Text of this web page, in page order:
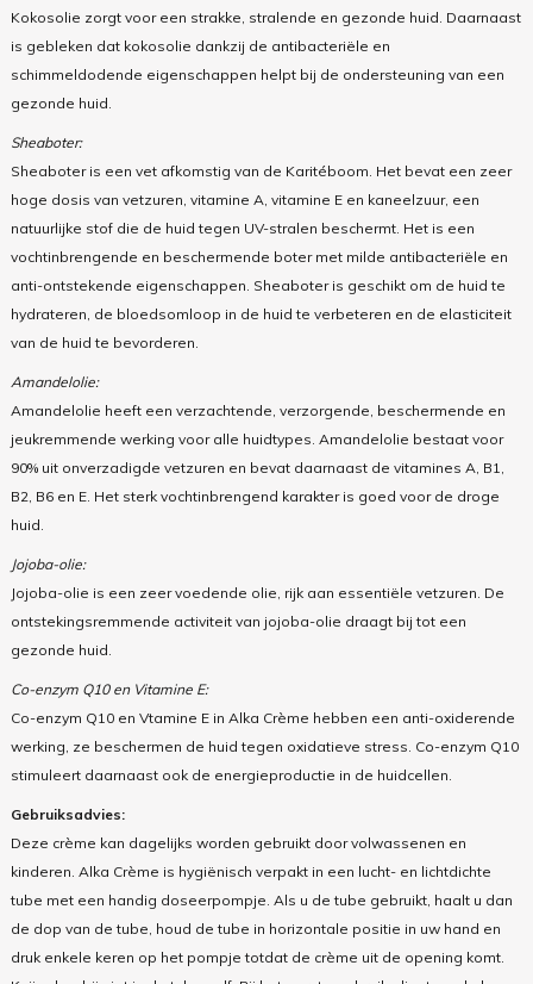
Kokosolie zorgt voor een strakke, stralende en gezonde huid. Daarnaast
is gebleken dat kokosolie dankzij de antibacteriële en
schimmeldodende eigenschappen helpt bij de ondersteuning van een
gezonde huid.
Sheaboter:
Sheaboter is een vet afkomstig van de Karitéboom. Het bevat een zeer
hoge dosis van vetzuren, vitamine A, vitamine E en kaneelzuur, een
natuurlijke stof die de huid tegen UV-stralen beschermt. Het is een
vochtinbrengende en beschermende boter met milde antibacteriële en
anti-ontstekende eigenschappen. Sheaboter is geschikt om de huid te
hydrateren, de bloedsomloop in de huid te verbeteren en de elasticiteit
van de huid te bevorderen.
Amandelolie:
Amandelolie heeft een verzachtende, verzorgen­de, beschermende en
jeukremmende werking voor alle huidtypes. Amandelolie bestaat voor
90% uit onverzadigde vetzuren en bevat daarnaast de vitamines A, B1,
B2, B6 en E. Het sterk vochtinbrengend karakter is goed voor de droge
huid.
Jojoba-olie:
Jojoba-olie is een zeer voedende olie, rijk aan essentiële vetzuren. De
ontstekingsremmende activiteit van jojoba-olie draagt bij tot een
gezonde huid.
Co-enzym Q10 en Vitamine E:
Co-enzym Q10 en Vtamine E in Alka Crème hebben een anti-oxiderende
werking, ze beschermen de huid tegen oxidatieve stress. Co-enzym Q10
stimuleert daarnaast ook de energieproductie in de huidcellen.
Gebruiksadvies:
Deze crème kan dagelijks worden gebruikt door volwassenen en
kinderen. Alka Crème is hygiënisch verpakt in een lucht- en lichtdichte
tube met een handig doseerpompje. Als u de tube gebruikt, haalt u dan
de dop van de tube, houd de tube in horizontale positie in uw hand en
druk enkele keren op het pompje totdat de crème uit de opening komt.